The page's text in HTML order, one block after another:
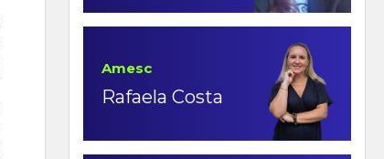
Amesc
Rafaela Costa